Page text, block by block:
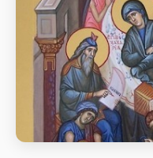
Предтечі та